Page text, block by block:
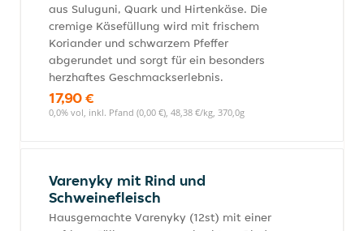
aus Suluguni, Quark und Hirtenkäse. Die
cremige Käsefüllung wird mit frischem
Koriander und schwarzem Pfeffer
abgerundet und sorgt für ein besonders
herzhaftes Geschmackserlebnis.
17,90 €
0,0% vol, inkl. Pfand (0,00 €), 48,38 €/kg, 370,0g
Varenyky mit Rind und
Schweinefleisch
Hausgemachte Varenyky (12st) mit einer